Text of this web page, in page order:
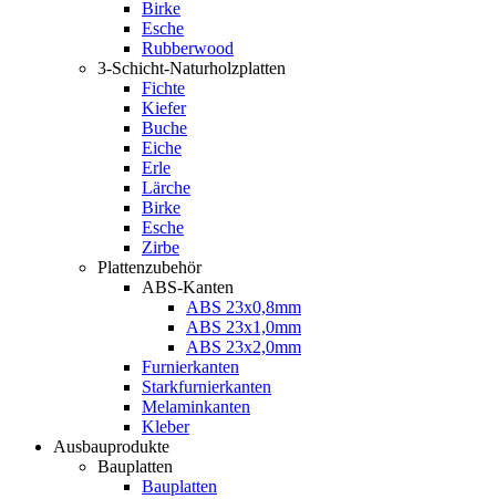
Birke
Esche
Rubberwood
3-Schicht-Naturholzplatten
Fichte
Kiefer
Buche
Eiche
Erle
Lärche
Birke
Esche
Zirbe
Plattenzubehör
ABS-Kanten
ABS 23x0,8mm
ABS 23x1,0mm
ABS 23x2,0mm
Furnierkanten
Starkfurnierkanten
Melaminkanten
Kleber
Ausbauprodukte
Bauplatten
Bauplatten